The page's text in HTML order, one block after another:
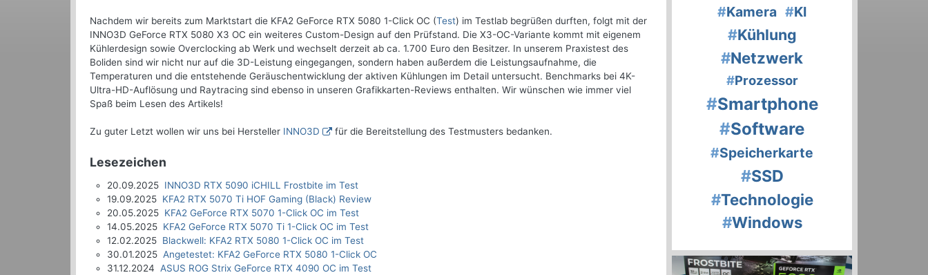
Nachdem wir bereits zum Marktstart die KFA2 GeForce RTX 5080 1-Click OC (Test) im Testlab begrüßen durften, folgt mit der
INNO3D GeForce RTX 5080 X3 OC ein weiteres Custom-Design auf den Prüfstand. Die X3-OC-Variante kommt mit eigenem
Kühlerdesign sowie Overclocking ab Werk und wechselt derzeit ab ca. 1.700 Euro den Besitzer. In unserem Praxistest des
Boliden sind wir nicht nur auf die 3D-Leistung eingegangen, sondern haben außerdem die Leistungsaufnahme, die
Temperaturen und die entstehende Geräuschentwicklung der aktiven Kühlungen im Detail untersucht. Benchmarks bei 4K-
Ultra-HD-Auflösung und Raytracing sind ebenso in unseren Grafikkarten-Reviews enthalten. Wir wünschen wie immer viel
Spaß beim Lesen des Artikels!
Zu guter Letzt wollen wir uns bei Hersteller INNO3D für die Bereitstellung des Testmusters bedanken.
Lesezeichen
20.09.2025 INNO3D RTX 5090 iCHILL Frostbite im Test
19.09.2025 KFA2 RTX 5070 Ti HOF Gaming (Black) Review
20.05.2025 KFA2 GeForce RTX 5070 1-Click OC im Test
14.05.2025 KFA2 GeForce RTX 5070 Ti 1-Click OC im Test
12.02.2025 Blackwell: KFA2 RTX 5080 1-Click OC im Test
30.01.2025 Angetestet: KFA2 GeForce RTX 5080 1-Click OC
31.12.2024 ASUS ROG Strix GeForce RTX 4090 OC im Test
#Kamera #KI
#Kühlung
#Netzwerk
#Prozessor
#Smartphone
#Software
#Speicherkarte
#SSD
#Technologie
#Windows